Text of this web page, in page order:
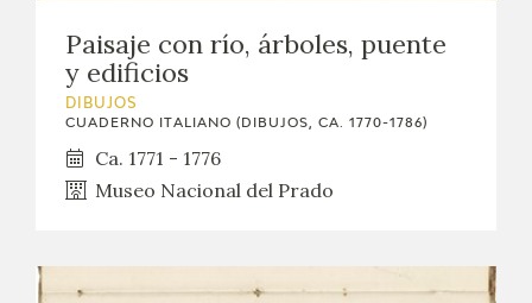
Paisaje con río, árboles, puente
y edificios
DIBUJOS
CUADERNO ITALIANO (DIBUJOS, CA. 1770-1786)
Ca. 1771 - 1776
Museo Nacional del Prado